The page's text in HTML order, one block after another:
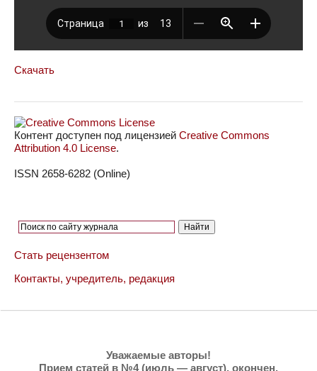
Скачать
Контент доступен под лицензией Creative Commons
Attribution 4.0 License.
ISSN 2658-6282 (Online)
Стать рецензентом
Контакты, учредитель, редакция
Уважаемые авторы!
Прием статей в №4 (июль — август), окончен.